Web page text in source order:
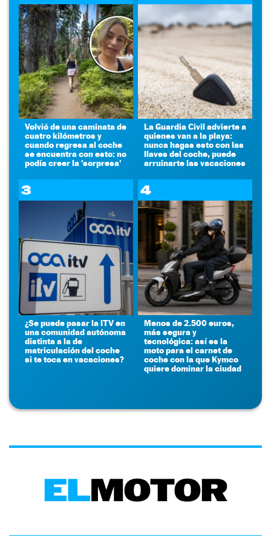
Volvió de una caminata de
cuatro kilómetros y
cuando regresa al coche
se encuentra con esto: no
podía creer la 'sorpresa'
La Guardia Civil advierte a
quienes van a la playa:
nunca hagas esto con las
llaves del coche, puede
arruinarte las vacaciones
3
¿Se puede pasar la ITV en
una comunidad autónoma
distinta a la de
matriculación del coche
si te toca en vacaciones?
4
Menos de 2.500 euros,
más segura y
tecnológica: así es la
moto para el carnet de
coche con la que Kymco
quiere dominar la ciudad